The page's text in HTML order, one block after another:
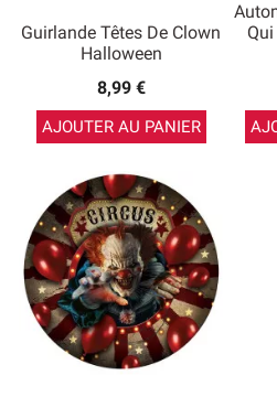
Guirlande Têtes De Clown
Halloween
8,99 €
AJOUTER AU PANIER